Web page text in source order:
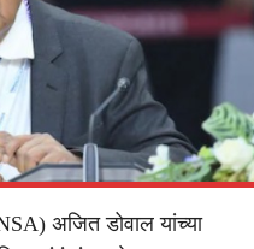
अजित डोवाल यांच्या